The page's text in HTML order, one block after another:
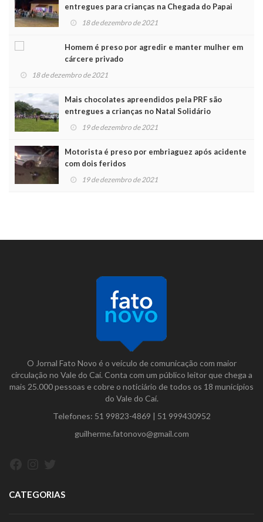
entregues para crianças na Chegada do Papai
Noel
18 de dezembro de 2021
Homem é preso por agredir e manter mulher em
cárcere privado
18 de dezembro de 2021
Mais chocolates apreendidos pela PRF são
entregues a crianças no Natal Solidário
19 de dezembro de 2021
Motorista é preso por embriaguez após acidente
com dois feridos
19 de dezembro de 2021
O Jornal Fato Novo é o veículo de comunicação com maior
circulação no Vale do Caí. Conta com um público leitor que chega a
mais 25.000 pessoas e cobre o noticiário de todos os 18 municípios
do Vale do Caí.
Telefones: 51 99823-4869 | 51 999430952
guilherme.fatonovo@gmail.com
CATEGORIAS